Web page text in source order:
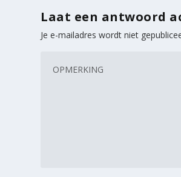
Laat een antwoord
Je e-mailadres wordt niet